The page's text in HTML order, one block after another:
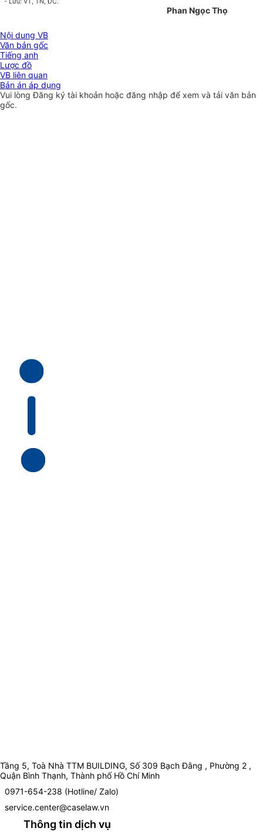
Phan Ngọc Thọ
Nội dung VB
Văn bản gốc
Tiếng anh
Lược đồ
VB liên quan
Bản án áp dụng
Vui lòngĐăng ký tài khoản hoặc đăng nhập để xem và tải văn bản
gốc.
Tầng 5, Toà Nhà TTM BUILDING, Số 309 Bạch Đằng , Phường 2 ,
Quận Bình Thạnh, Thành phố Hồ Chí Minh
0971-654-238 (Hotline/ Zalo)
service.center@caselaw.vn
Thông tin dịch vụ